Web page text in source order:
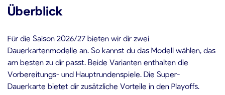
Überblick
Für die Saison 2026/27 bieten wir dir zwei
Dauerkartenmodelle an. So kannst du das Modell wählen, das
am besten zu dir passt. Beide Varianten enthalten die
Vorbereitungs- und Hauptrundenspiele. Die Super-
Dauerkarte bietet dir zusätzliche Vorteile in den Playoffs.